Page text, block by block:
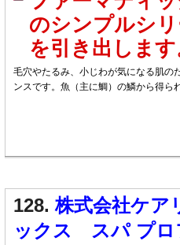
のシンプルシ
を引き出します
毛穴やたるみ、小じわが気になる肌の
ンスです。魚（主に鯛）の鱗から得ら
128.株式会社ケア
ックス スパ プ